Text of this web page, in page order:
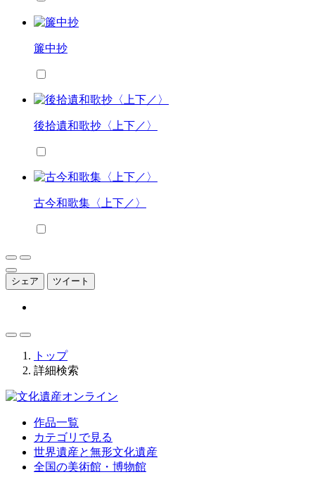
簾中抄
後拾遺和歌抄〈上下／〉
古今和歌集〈上下／〉
シェア ツイート
トップ
詳細検索
作品一覧
カテゴリで見る
世界遺産と無形文化遺産
全国の美術館・博物館